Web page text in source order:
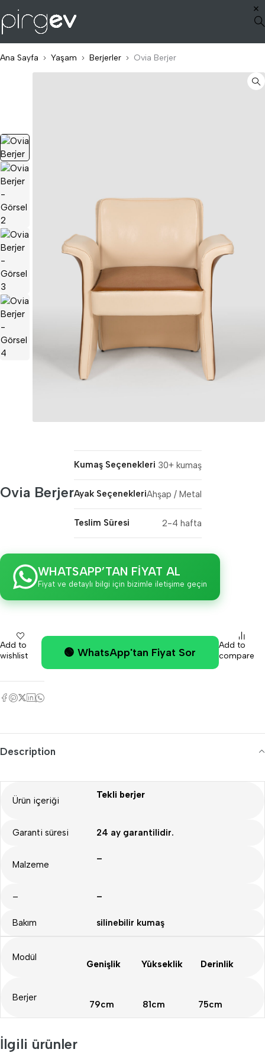
Ana Sayfa Yaşam Berjerler Ovia Berjer
Ovia Berjer
Kumaş Seçenekleri 30+ kumaş
Ayak SeçenekleriAhşap / Metal
Teslim Süresi 2-4 hafta
WHATSAPP’TAN FİYAT AL
Fiyat ve detaylı bilgi için bizimle iletişime geçin
Add to
wishlist
🟢 WhatsApp'tan Fiyat Sor
Add to
compare
Description
Ürün içeriği
Tekli berjer
Garanti süresi 24 ay garantilidir.
Malzeme
–
– –
Bakım silinebilir kumaş
Modül
Genişlik Yükseklik Derinlik
Berjer
79cm 81cm 75cm
İlgili ürünler